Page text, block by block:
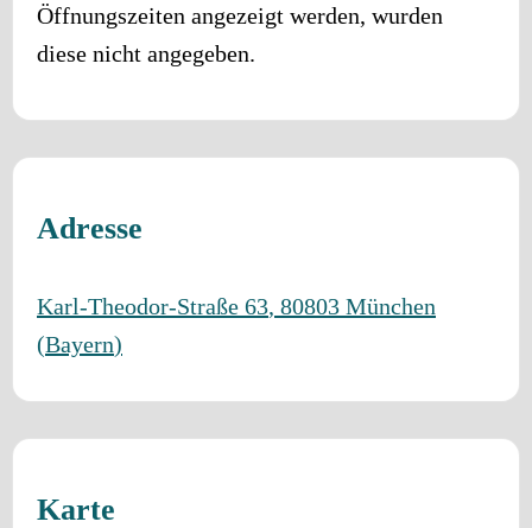
Öffnungszeiten angezeigt werden, wurden
diese nicht angegeben.
Adresse
Karl-Theodor-Straße 63, 80803 München
(Bayern)
Karte